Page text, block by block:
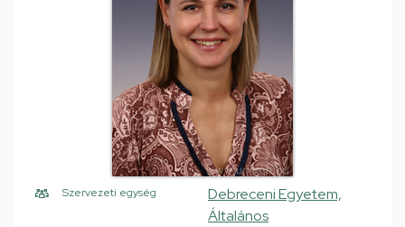
Szervezeti egység
Debreceni Egyetem,
Általános